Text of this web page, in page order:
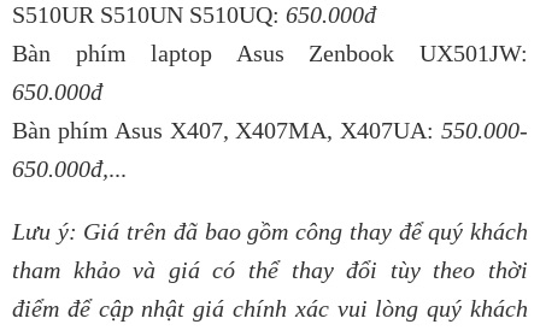
S510UR S510UN S510UQ: 650.000đ
Bàn phím laptop Asus Zenbook UX501JW:
650.000đ
Bàn phím Asus X407, X407MA, X407UA: 550.000-
650.000đ,...
Lưu ý: Giá trên đã bao gồm công thay để quý khách
tham khảo và giá có thể thay đổi tùy theo thời
điểm để cập nhật giá chính xác vui lòng quý khách